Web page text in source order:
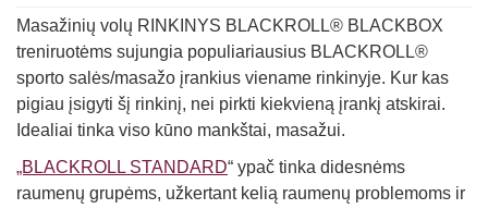
Masažinių volų RINKINYS BLACKROLL® BLACKBOX
treniruotėms sujungia populiariausius BLACKROLL®
sporto salės/masažo įrankius viename rinkinyje. Kur kas
pigiau įsigyti šį rinkinį, nei pirkti kiekvieną įrankį atskirai.
Idealiai tinka viso kūno mankštai, masažui.
„BLACKROLL STANDARD“ ypač tinka didesnėms
raumenų grupėms, užkertant kelią raumenų problemoms ir